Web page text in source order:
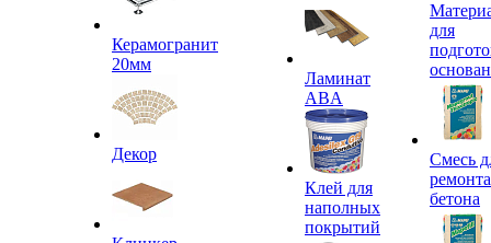
Керамогранит
20мм
Декор
Ламинат
ABA
Клей для
наполных
покрытий
для
Смесь
ремонта
бетона